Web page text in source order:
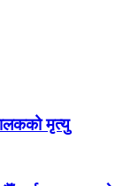
मृत्यु